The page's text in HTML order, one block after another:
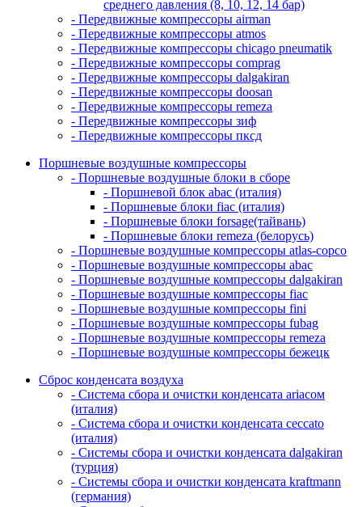
среднего давления (8, 10, 12, 14 бар)
- Передвижные компрессоры airman
- Передвижные компрессоры atmos
- Передвижные компрессоры chicago pneumatik
- Передвижные компрессоры comprag
- Передвижные компрессоры dalgakiran
- Передвижные компрессоры doosan
- Передвижные компрессоры remeza
- Передвижные компрессоры зиф
- Передвижные компрессоры пксд
Поршневые воздушные компрессоры
- Поршневые воздушные блоки в сборе
- Поршневой блок abac (италия)
- Поршневые блоки fiac (италия)
- Поршневые блоки forsage(тайвань)
- Поршневые блоки remeza (белорусь)
- Поршневые воздушные компрессоры atlas-copco
- Поршневые воздушные компрессоры abac
- Поршневые воздушные компрессоры dalgakiran
- Поршневые воздушные компрессоры fiac
- Поршневые воздушные компрессоры fini
- Поршневые воздушные компрессоры fubag
- Поршневые воздушные компрессоры remeza
- Поршневые воздушные компрессоры бежецк
Сброс конденсата воздуха
- Система сбора и очистки конденсата ariacом
(италия)
- Система сбора и очистки конденсата ceccato
(италия)
- Системы сбора и очистки конденсата dalgakiran
(турция)
- Системы сбора и очистки конденсата kraftmann
(германия)